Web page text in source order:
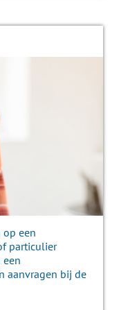
een
particulier
aanvragen bij de